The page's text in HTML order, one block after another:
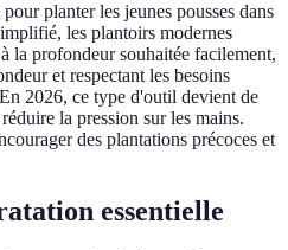
planter les jeunes pousses dans
les plantoirs modernes
la profondeur souhaitée facilement,
et respectant les besoins
2026, ce type d'outil devient de
la pression sur les mains.
des plantations précoces et
essentielle